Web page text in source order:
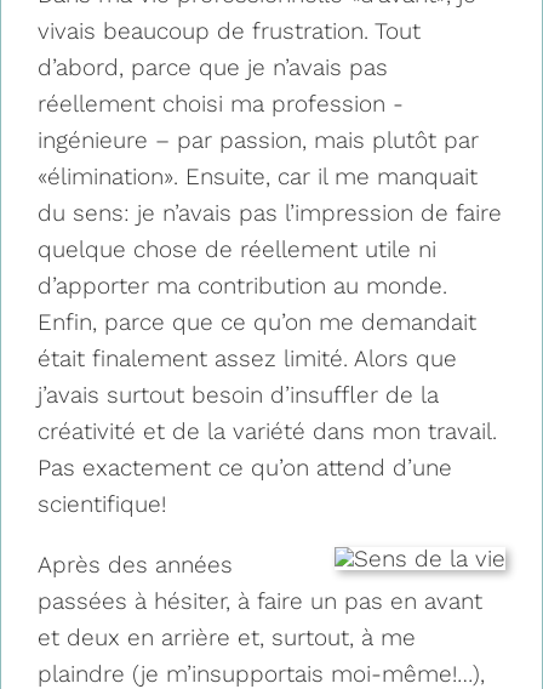
vivais beaucoup de frustration. Tout
d’abord, parce que je n’avais pas
réellement choisi ma profession -
ingénieure – par passion, mais plutôt par
«élimination». Ensuite, car il me manquait
du sens: je n’avais pas l’impression de faire
quelque chose de réellement utile ni
d’apporter ma contribution au monde.
Enfin, parce que ce qu’on me demandait
était finalement assez limité. Alors que
j’avais surtout besoin d’insuffler de la
créativité et de la variété dans mon travail.
Pas exactement ce qu’on attend d’une
scientifique!
Après des années
passées à hésiter, à faire un pas en avant
et deux en arrière et, surtout, à me
plaindre (je m’insupportais moi-même!…),